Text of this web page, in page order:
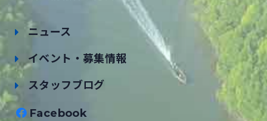
ニュース
イベント・募集情報
スタッフブログ
Facebook